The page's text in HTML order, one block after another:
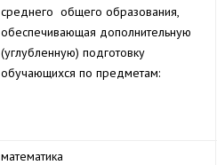
среднего общего образования,
обеспечивающая дополнительную
(углубленную) подготовку
обучающихся по предметам:
математика